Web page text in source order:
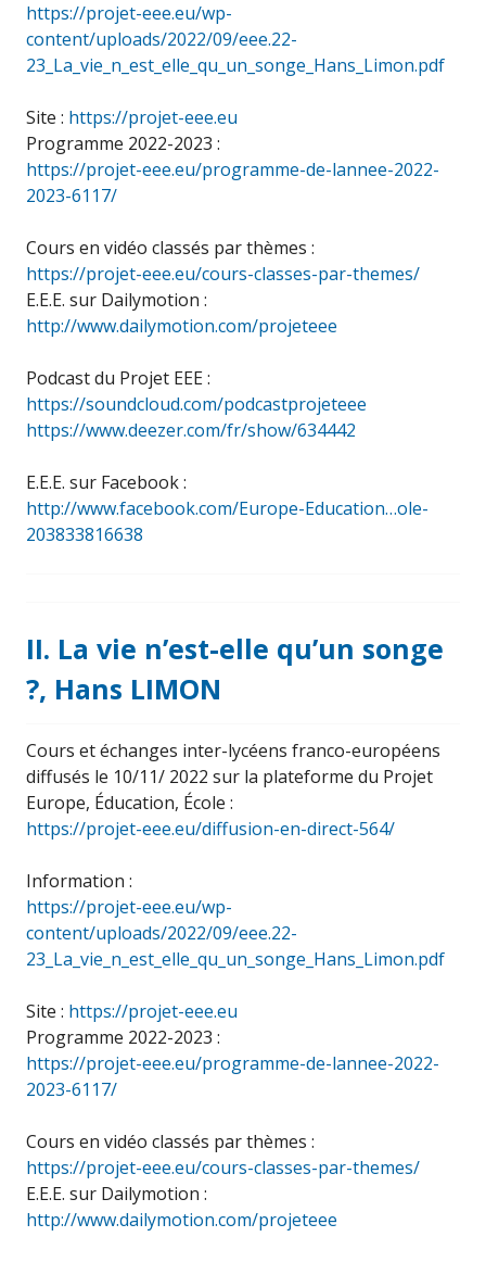
https://projet-eee.eu/wp-
content/uploads/2022/09/eee.22-
23_La_vie_n_est_elle_qu_un_songe_Hans_Limon.pdf
Site : https://projet-eee.eu
Programme 2022-2023 :
https://projet-eee.eu/programme-de-lannee-2022-
2023-6117/
Cours en vidéo classés par thèmes :
https://projet-eee.eu/cours-classes-par-themes/
E.E.E. sur Dailymotion :
http://www.dailymotion.com/projeteee
Podcast du Projet EEE :
https://soundcloud.com/podcastprojeteee
https://www.deezer.com/fr/show/634442
E.E.E. sur Facebook :
http://www.facebook.com/Europe-Education…ole-
203833816638
II. La vie n’est-elle qu’un songe
?, Hans LIMON
Cours et échanges inter-lycéens franco-européens
diffusés le 10/11/ 2022 sur la plateforme du Projet
Europe, Éducation, École :
https://projet-eee.eu/diffusion-en-direct-564/
Information :
https://projet-eee.eu/wp-
content/uploads/2022/09/eee.22-
23_La_vie_n_est_elle_qu_un_songe_Hans_Limon.pdf
Site : https://projet-eee.eu
Programme 2022-2023 :
https://projet-eee.eu/programme-de-lannee-2022-
2023-6117/
Cours en vidéo classés par thèmes :
https://projet-eee.eu/cours-classes-par-themes/
E.E.E. sur Dailymotion :
http://www.dailymotion.com/projeteee